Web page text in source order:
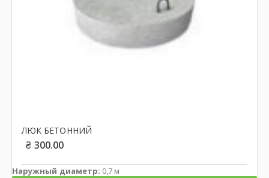
ЛЮК БЕТОННИЙ
₴ 300.00
Наружный диаметр: 0,7 м